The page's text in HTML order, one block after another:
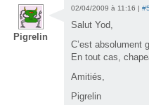
Pigrelin
02/04/2009 à 11:16 | #5
Salut Yod,
C’est absolument
En tout cas,
Amitiés,
Pigrelin